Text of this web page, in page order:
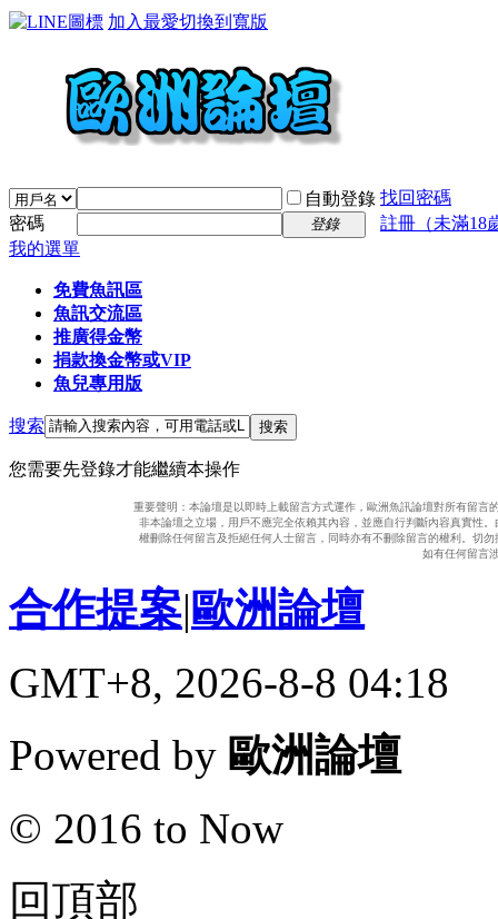
加入最愛切換到寬版
自動登錄 找回密碼
密碼
登錄
註冊（未滿18
我的選單
免費魚訊區
魚訊交流區
推廣得金幣
捐款換金幣或VIP
魚兒專用版
搜索 搜索
您需要先登錄才能繼續本操作
重要聲明：本論壇是以即時上載留言方式運作，歐洲魚訊論壇對所有留
非本論壇之立場，用戶不應完全依賴其內容，並應自行判斷內容真實性
權刪除任何留言及拒絕任何人士留言，同時亦有不刪除留言的權利。切
如有任何留言
合作提案|歐洲論壇
GMT+8, 2026-8-8 04:18
Powered by 歐洲論壇
© 2016 to Now
回頂部